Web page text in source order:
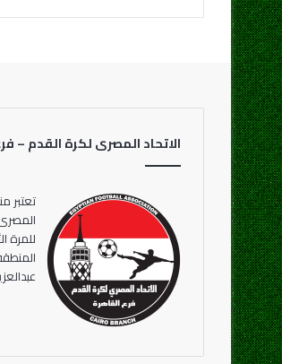
الاتحاد المصرى لكرة القدم –
تعتبر